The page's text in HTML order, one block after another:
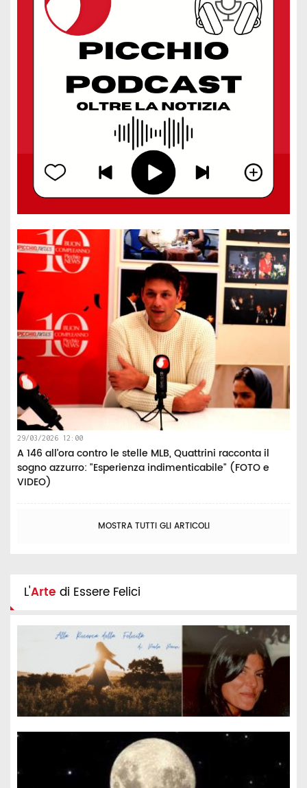
29/03/2026 12:00
A 146 all’ora contro le stelle MLB, Quattrini racconta il
sogno azzurro: "Esperienza indimenticabile" (FOTO e
VIDEO)
MOSTRA TUTTI GLI ARTICOLI
L'Arte di Essere Felici